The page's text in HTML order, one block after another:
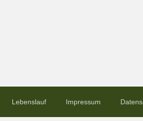
Lebenslauf Impressum